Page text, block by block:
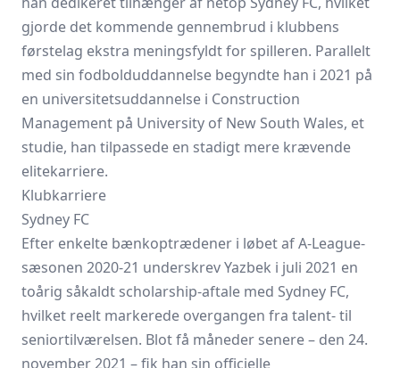
gjorde det kommende gennembrud i klubbens
førstelag ekstra meningsfyldt for spilleren. Parallelt
med sin fodbolduddannelse begyndte han i 2021 på
en universitetsuddannelse i Construction
Management på University of New South Wales, et
studie, han tilpassede en stadigt mere krævende
elitekarriere.
Klubkarriere
Sydney FC
Efter enkelte bænkoptrædener i løbet af A-League-
sæsonen 2020-21 underskrev Yazbek i juli 2021 en
toårig såkaldt scholarship-aftale med Sydney FC,
hvilket reelt markerede overgangen fra talent- til
seniortilværelsen. Blot få måneder senere – den 24.
november 2021 – fik han sin officielle